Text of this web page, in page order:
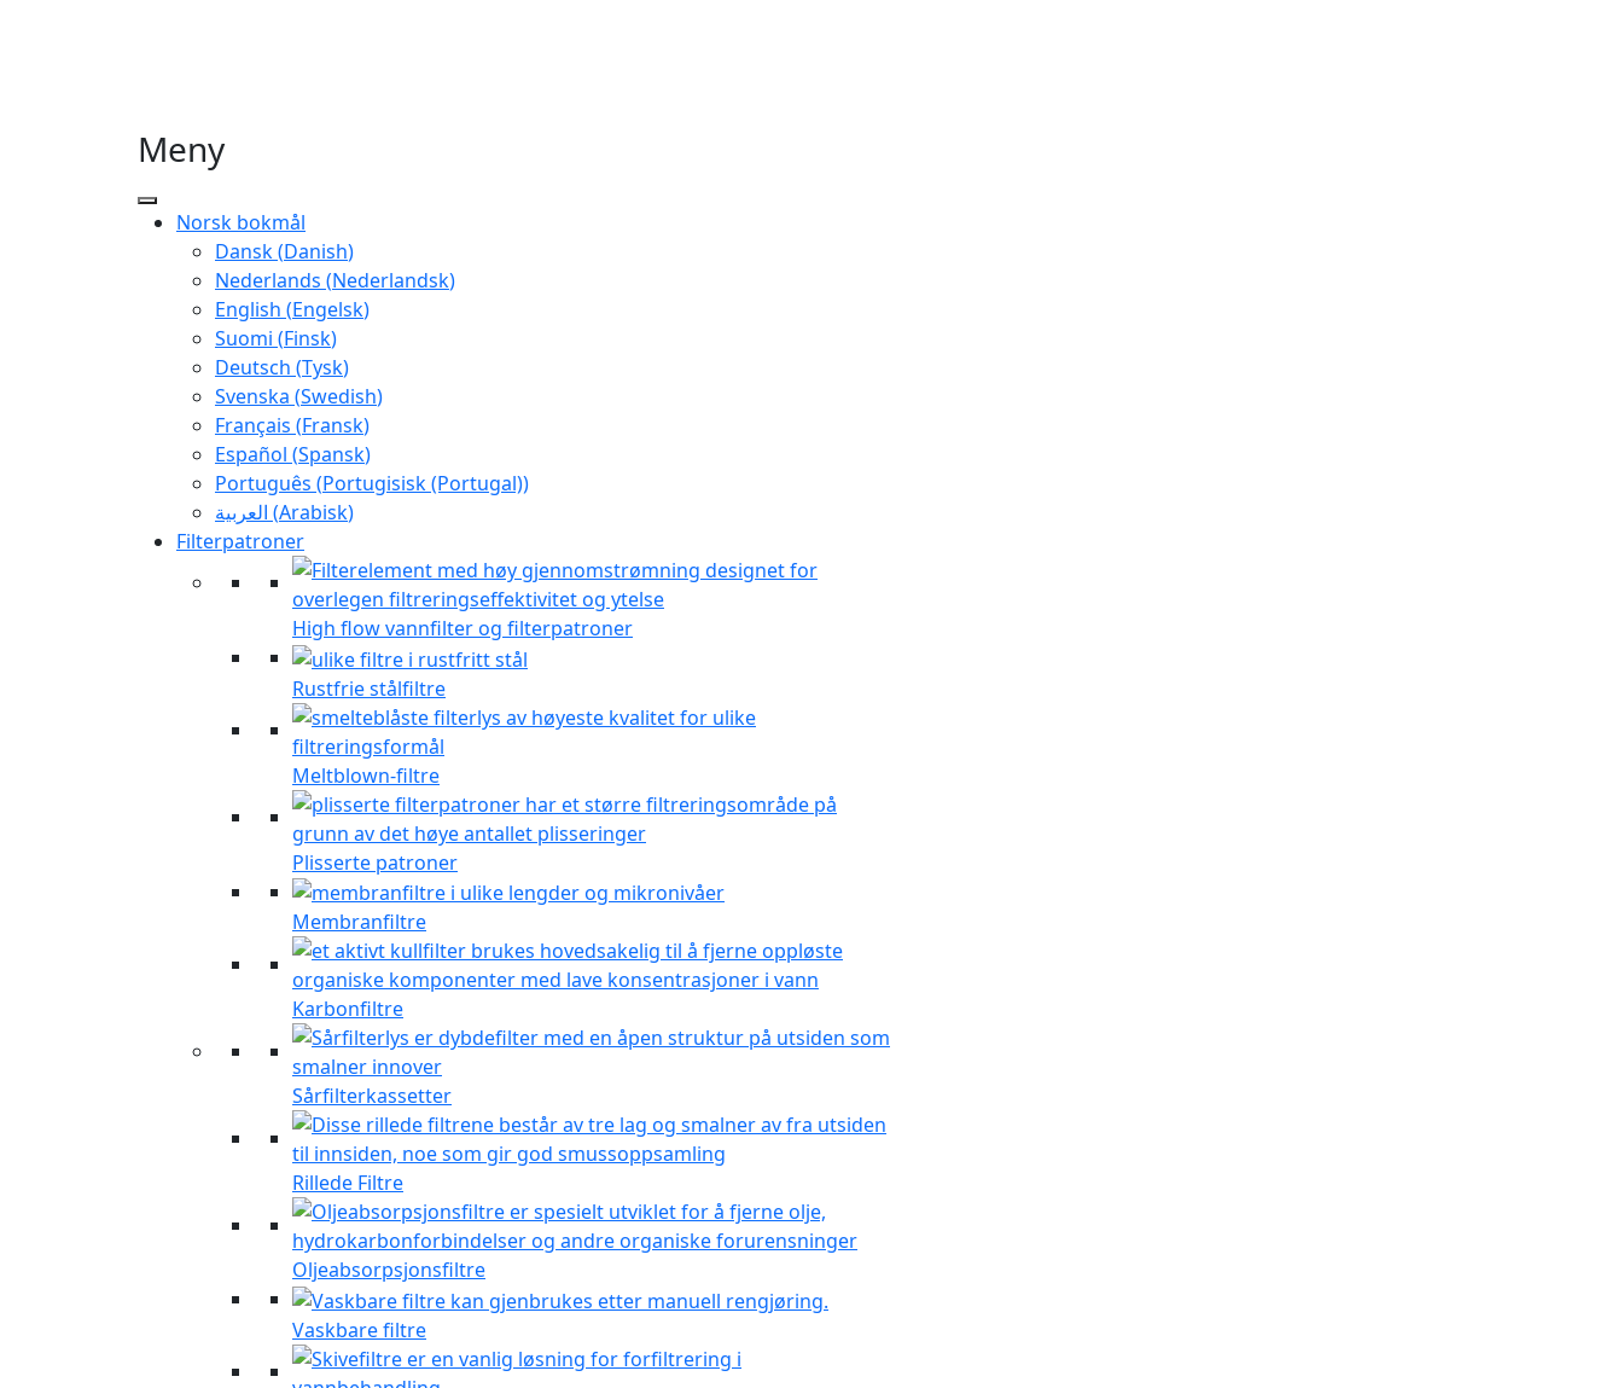
Meny
Norsk bokmål
Dansk(Danish)
Nederlands (Nederlandsk)
English (Engelsk)
Suomi (Finsk)
Deutsch (Tysk)
Svenska (Swedish)
Français (Fransk)
Español (Spansk)
Português (Portugisisk (Portugal))
العربية (Arabisk)
Filterpatroner
High flow vannfilter og filterpatroner
Rustfrie stålfiltre
Meltblown-filtre
Plisserte patroner
Membranfiltre
Karbonfiltre
Sårfilterkassetter
Rillede Filtre
Oljeabsorpsjonsfiltre
Vaskbare filtre